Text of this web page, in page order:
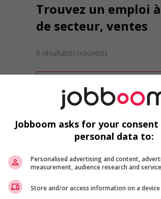
Trouvez un emploi
de secteur, ventes
0 résultat(s) trouvé(s)
Désolé, cette recherche
Veuillez faire une nouvelle
Vous pouvez en tout
ou chercher un poste
inscrivantcomme
Jobboom asks for your
personal data to:
Personalised advertising and content,
measurement, audience research and
Store and/or access information on a device